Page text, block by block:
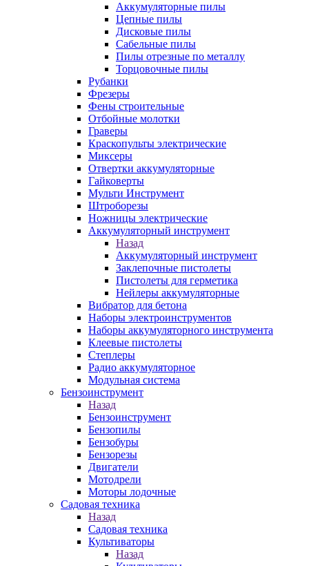
Аккумуляторные пилы
Цепные пилы
Дисковые пилы
Сабельные пилы
Пилы отрезные по металлу
Торцовочные пилы
Рубанки
Фрезеры
Фены строительные
Отбойные молотки
Граверы
Краскопульты электрические
Миксеры
Отвертки аккумуляторные
Гайковерты
Мульти Инструмент
Штроборезы
Ножницы электрические
Аккумуляторный инструмент
Назад
Аккумуляторный инструмент
Заклепочные пистолеты
Пистолеты для герметика
Нейлеры аккумуляторные
Вибратор для бетона
Наборы электроинструментов
Наборы аккумуляторного инструмента
Клеевые пистолеты
Степлеры
Радио аккумуляторное
Модульная система
Бензоинструмент
Назад
Бензоинструмент
Бензопилы
Бензобуры
Бензорезы
Двигатели
Мотодрели
Моторы лодочные
Садовая техника
Назад
Садовая техника
Культиваторы
Назад